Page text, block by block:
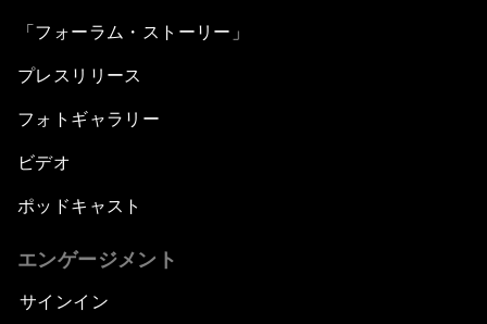
「フォーラム・ストーリー」
プレスリリース
フォトギャラリー
ビデオ
ポッドキャスト
エンゲージメント
サインイン